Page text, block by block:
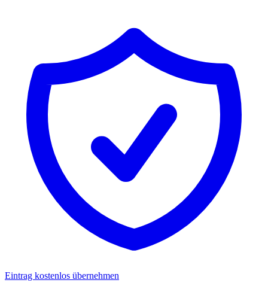
Eintrag kostenlos übernehmen